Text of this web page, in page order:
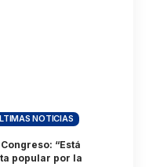
NOTICIAS
“Está
popular por la